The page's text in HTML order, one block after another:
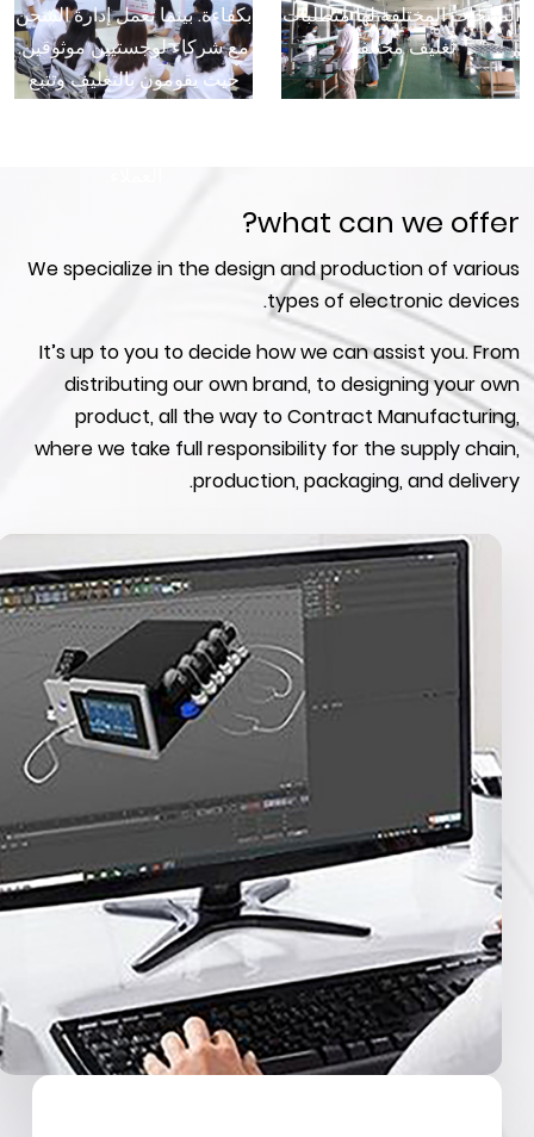
المنتجات المختلفة لها متطلبات
تغليف مختلفة.
بكفاءة. بينما تعمل إدارة الشحن
مع شركاء لوجستيين موثوقين.
حيث يقومون بالتغليف وتتبع
what can we offer?
We specialize in the design and production of various
types of electronic devices.
It’s up to you to decide how we can assist you. From
distributing our own brand, to designing your own
product, all the way to Contract Manufacturing,
where we take full responsibility for the supply chain,
production, packaging, and delivery.